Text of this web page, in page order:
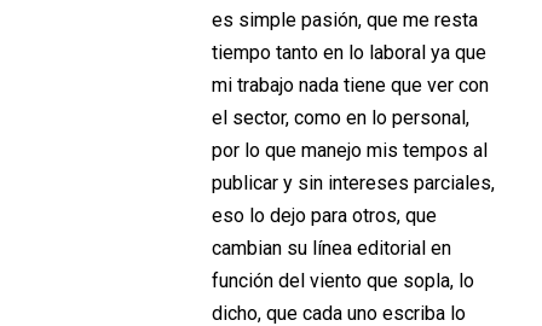
es simple pasión, que me resta
tiempo tanto en lo laboral ya que
mi trabajo nada tiene que ver con
el sector, como en lo personal,
por lo que manejo mis tempos al
publicar y sin intereses parciales,
eso lo dejo para otros, que
cambian su línea editorial en
función del viento que sopla, lo
dicho, que cada uno escriba lo